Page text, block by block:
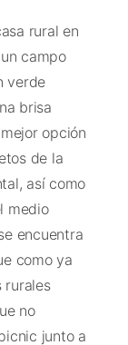
rural en
campo
verde
brisa
opción
de la
así como
medio
encuentra
como ya
rurales
no
junto a